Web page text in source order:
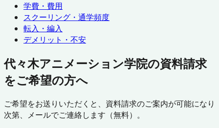
学費・費用
スクーリング・通学頻度
転入・編入
デメリット・不安
代々木アニメーション学院の資料請求
をご希望の方へ
ご希望をお送りいただくと、資料請求のご案内が可能になり
次第、メールでご連絡します（無料）。